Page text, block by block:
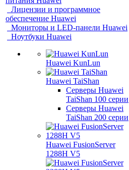
Лицензии и программное
обеспечение Huawei
Мониторы и LED-панели Huawei
Ноутбуки Huawei
Huawei KunLun
Huawei TaiShan
Серверы Huawei
TaiShan 100 серии
Серверы Huawei
TaiShan 200 серии
Huawei FusionServer
1288H V5